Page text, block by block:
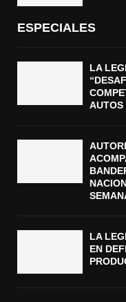
ESPECIALES
LA
AUTOS
LA
EN